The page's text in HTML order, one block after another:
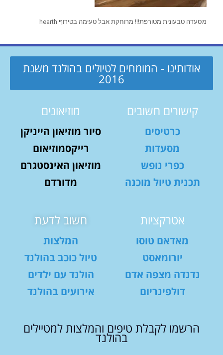
מסעדה טבעונית מטורפת!!! מרוחקת אבל טעימה בטירוף hearth
אודותינו - המומחים לטיולים בהולנד משנת
2016
קישורים חשובים
כרטיסים
מסעדות
כפרי נופש
תכנית טיול מוכנה
מוזיאונים
סיור מוזיאון הייניקן
רייקסמוזיאום
מוזיאון האינסטגרם
מדורדם
אטרקציות
מאדאם טוסו
יורומאסט
נדנדה מצפה אדם
דולפינריום
חשוב לדעת
המלצות
טיול כוכב בהולנד
הולנד עם ילדים
אירועים בהולנד
הרשמו לקבלת טיפים והמלצות למטיילים
בהולנד